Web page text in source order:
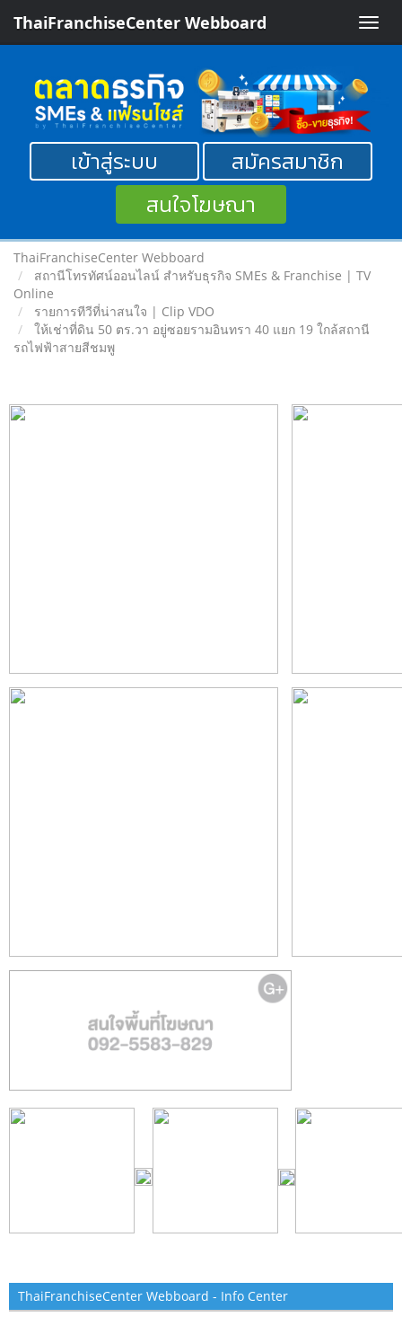
Toggle
ThaiFranchiseCenter Webboard
เข้าสู่ระบบ
สมัครสมาชิก
สนใจโฆษณา
ThaiFranchiseCenter Webboard
สถานีโทรทัศน์ออนไลน์ สำหรับธุรกิจ SMEs & Franchise | TV
Online
รายการทีวีที่น่าสนใจ | Clip VDO
ให้เช่าที่ดิน 50 ตร.วา อยู่ซอยรามอินทรา 40 แยก 19 ใกล้สถานี
รถไฟฟ้าสายสีชมพู
ThaiFranchiseCenter Webboard - Info Center